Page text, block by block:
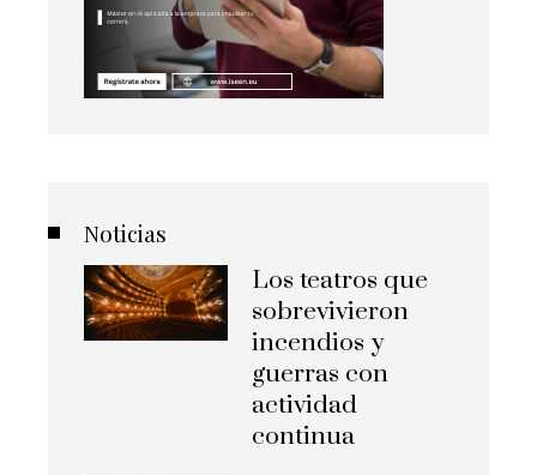
Noticias
Los teatros que
sobrevivieron
incendios y
guerras con
actividad
continua